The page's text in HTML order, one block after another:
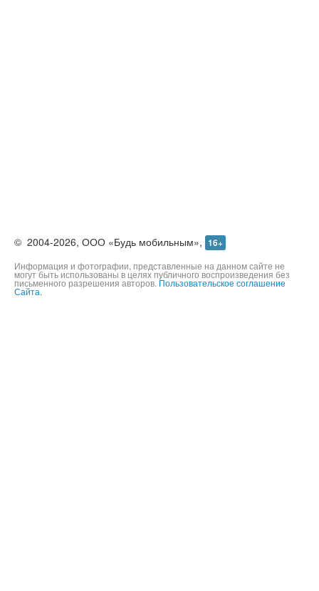
© 2004-2026, ООО «Будь мобильным», 16+
Информация и фотографии, представленные на данном сайте не
могут быть использованы в целях публичного воспроизведения без
письменного разрешения авторов. Пользовательское соглашение
Сайта.